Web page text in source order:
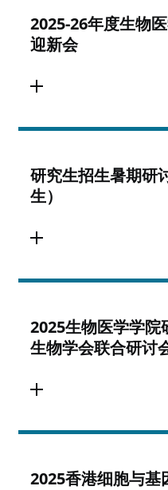
2025-26年度生物
迎新会
研究生招生暑期研
生）
2025生物医学学院
生物学会联合研讨
2025香港细胞与基